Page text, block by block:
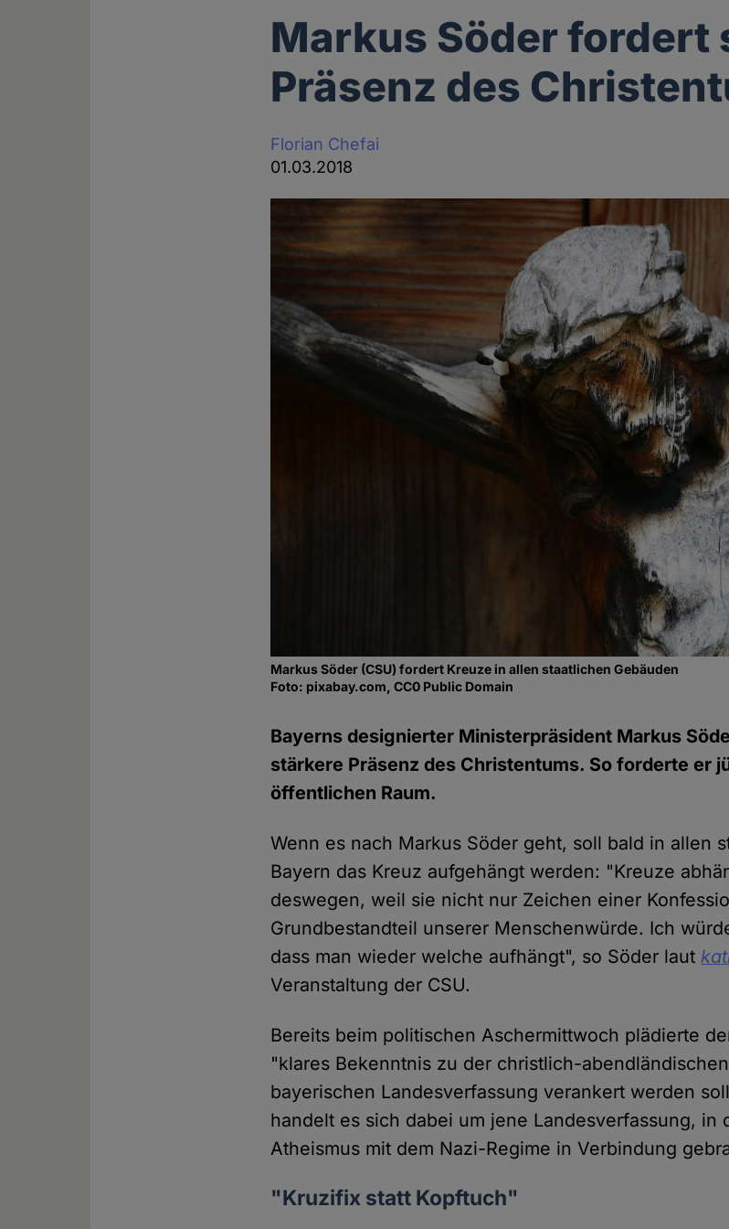
Markus Söder fordert
Präsenz des
Florian Chefai
01.03.2018
Markus Söder (CSU) fordert Kreuze in allen staatlichen Gebäuden
Foto: pixabay.com, CC0 Public Domain
Bayerns designierter Ministerpräsident Markus
stärkere Präsenz des Christentums. So forderte er
öffentlichen Raum.
Wenn es nach Markus Söder geht, soll bald in allen
Bayern das Kreuz aufgehängt werden: "Kreuze
deswegen, weil sie nicht nur Zeichen einer
Grundbestandteil unserer Menschenwürde. Ich
dass man wieder welche aufhängt", so Söder laut
Veranstaltung der CSU.
Bereits beim politischen Aschermittwoch plädierte
"klares Bekenntnis zu der christlich-
bayerischen Landesverfassung verankert werden
handelt es sich dabei um jene Landesverfassung, in
Atheismus mit dem Nazi-Regime in Verbindung
"Kruzifix statt Kopftuch"